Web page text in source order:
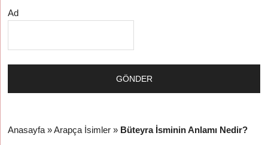
Ad
Anasayfa »Arapça İsimler » Büteyra İsminin Anlamı Nedir?